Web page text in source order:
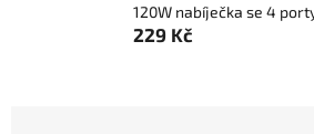
120W nabíječka se 4
229 Kč